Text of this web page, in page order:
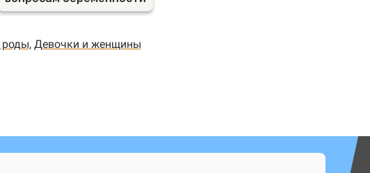
роды, Девочки и женщины